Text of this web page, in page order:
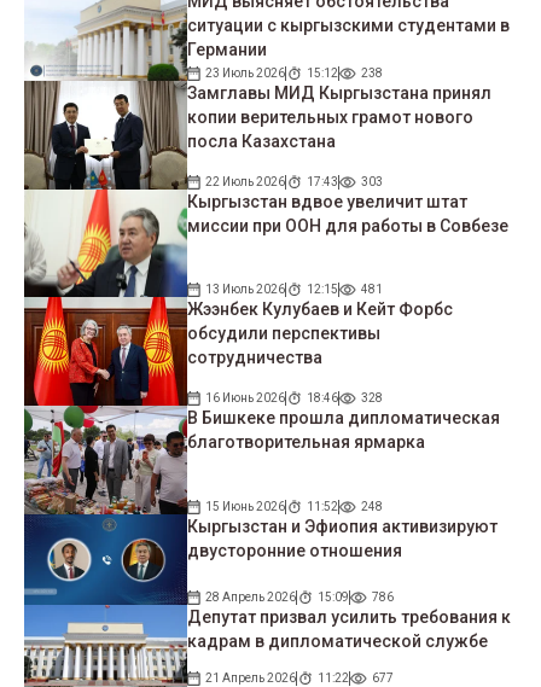
ситуации с кыргызскими студентами в
Германии
23 Июль 2026 15:12 238
Замглавы МИД Кыргызстана принял
копии верительных грамот нового
посла Казахстана
22 Июль 2026 17:43 303
Кыргызстан вдвое увеличит штат
миссии при ООН для работы в Совбезе
13 Июль 2026 12:15 481
Жээнбек Кулубаев и Кейт Форбс
обсудили перспективы
сотрудничества
16 Июнь 2026 18:46 328
В Бишкеке прошла дипломатическая
благотворительная ярмарка
15 Июнь 2026 11:52 248
Кыргызстан и Эфиопия активизируют
двусторонние отношения
28 Апрель 2026 15:09 786
Депутат призвал усилить требования к
кадрам в дипломатической службе
21 Апрель 2026 11:22 677